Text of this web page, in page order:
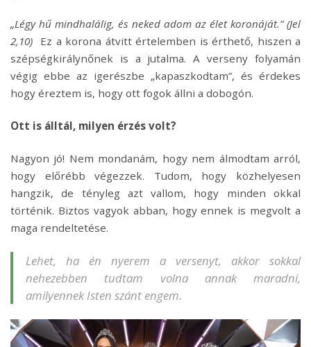
„Légy hű mindhalálig, és neked adom az élet koronáját.” (Jel
2,10) Ez a korona átvitt értelemben is érthető, hiszen a
szépségkirálynőnek is a jutalma. A verseny folyamán
végig ebbe az igerészbe „kapaszkodtam”, és érdekes
hogy éreztem is, hogy ott fogok állni a dobogón.
Ott is álltál, milyen érzés volt?
Nagyon jó! Nem mondanám, hogy nem álmodtam arról,
hogy előrébb végezzek. Tudom, hogy közhelyesen
hangzik, de tényleg azt vallom, hogy minden okkal
történik. Biztos vagyok abban, hogy ennek is megvolt a
maga rendeltetése.
Lehet, ha én nyerem a versenyt, akkor sokkal
nehezebben tudtam volna annak maradni,
amilyennek Isten szánt engem.